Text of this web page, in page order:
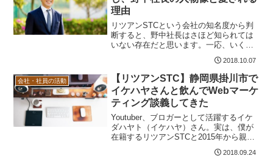
理由
リツアンSTCという会社の知名度から判
断すると、野中社長はさほど知られては
いない存在だと思います。一応、いくつ
かのメディアにも紹介されていたり、さ
らば青春の光さんのYouTubeにも出演は
してたいたりしますが、一般的な知名度
は無いと言っていいでしょう。しかしな
がら、社長の人物像は転職を考える上で
も非常に重要な材料です。というわけ
で、リツアン社員の僕から見た人...
2018.10.07
会社・社員の活動
【リツアンSTC】静岡県掛川市で
イケハヤさんと飲んでWebマーケ
ティング談義してきた
Youtuber、ブロガーとして活躍するイケ
ダハヤト（イケハヤ）さん。実は、僕が
在籍するリツアンSTCと2015年から親交
があります。2018/9/21(金)のことです
が、イケハヤさんが以下のツイートをし
2018.09.24